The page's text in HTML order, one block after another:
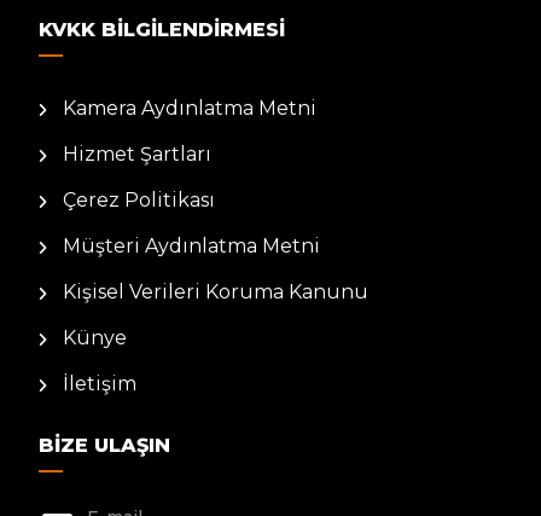
KVKK BILGILENDIRMESI
Kamera Aydınlatma Metni
Hizmet Şartları
Çerez Politikası
Müşteri Aydınlatma Metni
Kişisel Verileri Koruma Kanunu
Künye
İletişim
BIZE ULAŞIN